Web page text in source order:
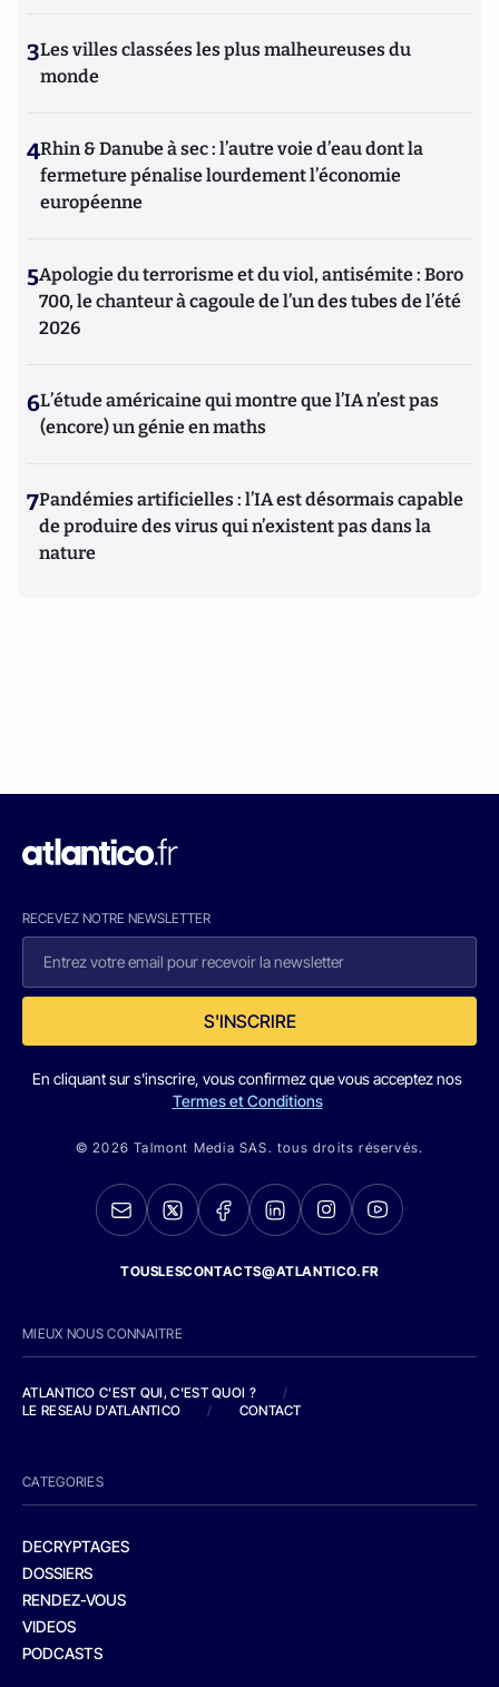
3Les villes classées les plus malheureuses du
monde
4Rhin & Danube à sec : l’autre voie d’eau dont la
fermeture pénalise lourdement l’économie
européenne
5Apologie du terrorisme et du viol, antisémite : Boro
700, le chanteur à cagoule de l’un des tubes de l’été
2026
6L’étude américaine qui montre que l’IA n’est pas
(encore) un génie en maths
7Pandémies artificielles : l’IA est désormais capable
de produire des virus qui n’existent pas dans la
nature
RECEVEZ NOTRE NEWSLETTER
S'INSCRIRE
En cliquant sur s'inscrire, vous confirmez que vous acceptez nos
Termes et Conditions
© 2026 Talmont Media SAS. tous droits réservés.
TOUSLESCONTACTS@ATLANTICO.FR
MIEUX NOUS CONNAITRE
ATLANTICO C'EST QUI, C'EST QUOI ?
/
LE RESEAU D'ATLANTICO
/ CONTACT
CATEGORIES
DECRYPTAGES
DOSSIERS
RENDEZ-VOUS
VIDEOS
PODCASTS